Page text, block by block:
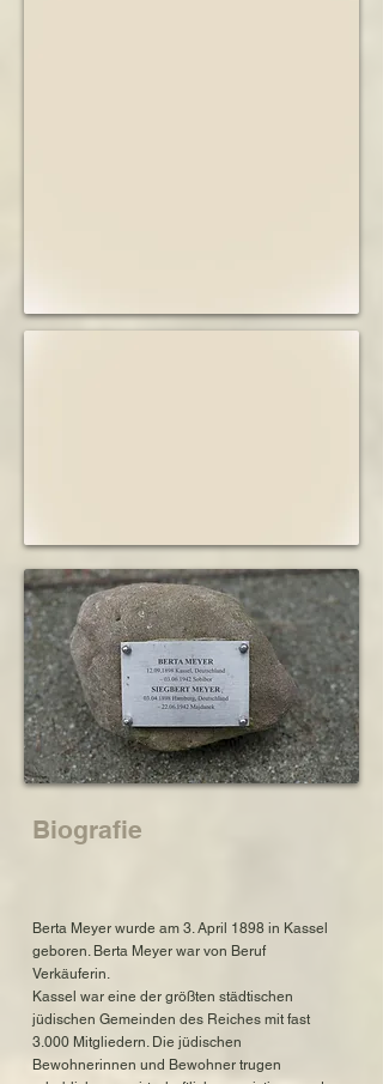
Biografie
Berta Meyer wurde am 3. April 1898 in Kassel
geboren. Berta Meyer war von Beruf
Verkäuferin.
Kassel war eine der größten städtischen
jüdischen Gemeinden des Reiches mit fast
3.000 Mitgliedern. Die jüdischen
Bewohnerinnen und Bewohner trugen